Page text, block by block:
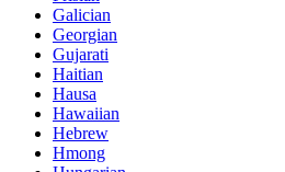
Galician
Georgian
Gujarati
Haitian
Hausa
Hawaiian
Hebrew
Hmong